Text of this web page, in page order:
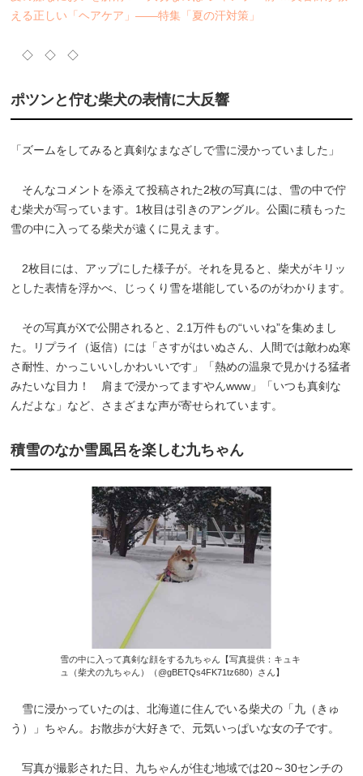
える正しい「ヘアケア」――特集「夏の汗対策」
◇ ◇ ◇
ポツンと佇む柴犬の表情に大反響
「ズームをしてみると真剣なまなざしで雪に浸かっていました」
そんなコメントを添えて投稿された2枚の写真には、雪の中で佇
む柴犬が写っています。1枚目は引きのアングル。公園に積もった
雪の中に入ってる柴犬が遠くに見えます。
2枚目には、アップにした様子が。それを見ると、柴犬がキリッ
とした表情を浮かべ、じっくり雪を堪能しているのがわかります。
その写真がXで公開されると、2.1万件もの“いいね”を集めまし
た。リプライ（返信）には「さすがはいぬさん、人間では敵わぬ寒
さ耐性、かっこいいしかわいいです」「熱めの温泉で見かける猛者
みたいな目力！ 肩まで浸かってますやんwww」「いつも真剣な
んだよな」など、さまざまな声が寄せられています。
積雪のなか雪風呂を楽しむ九ちゃん
雪の中に入って真剣な顔をする九ちゃん【写真提供：キュキ
ュ（柴犬の九ちゃん）（@gBETQs4FK71tz680）さん】
雪に浸かっていたのは、北海道に住んでいる柴犬の「九（きゅ
う）」ちゃん。お散歩が大好きで、元気いっぱいな女の子です。
写真が撮影された日、九ちゃんが住む地域では20～30センチの